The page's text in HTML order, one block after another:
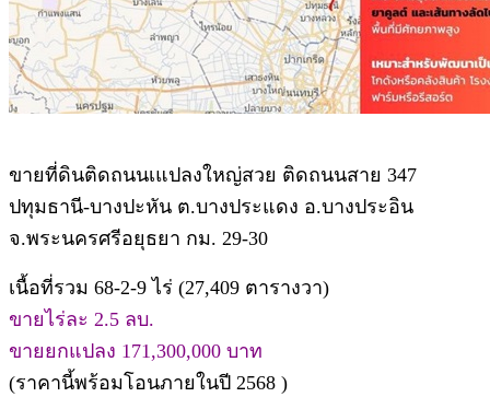
ขายที่ดินติดถนนเแปลงใหญ่สวย ติดถนนสาย 347
ปทุมธานี-บางปะหัน ต.บางประแดง อ.บางประอิน
จ.พระนครศรีอยุธยา กม. 29-30
เนื้อที่รวม 68-2-9 ไร่ (27,409 ตารางวา)
ขายไร่ละ 2.5 ลบ.
ขายยกแปลง 171,300,000 บาท
(ราคานี้พร้อมโอนภายในปี 2568 )